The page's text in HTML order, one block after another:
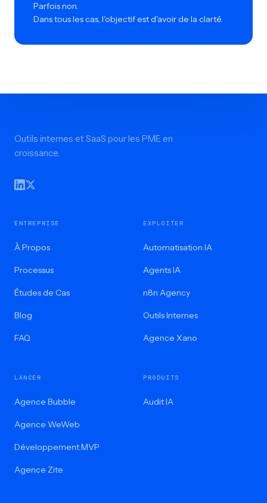
Parfois non.
Dans tous les cas, l'objectif est d'avoir de la clarté.
Outils internes et SaaS pour les PME en
croissance.
ENTREPRISE
À Propos
Processus
Études de Cas
Blog
FAQ
EXPLOITER
Automatisation IA
Agents IA
n8n Agency
Outils Internes
Agence Xano
LANCER
Agence Bubble
Agence WeWeb
Développement MVP
Agence Zite
PRODUITS
Audit IA